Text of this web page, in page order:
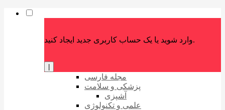
وارد شوید یا یک حساب کاربری جدید ایجاد کنید.
مجله فارسی
پزشکی و سلامت
آشپزی
علمی و تکنولوژی